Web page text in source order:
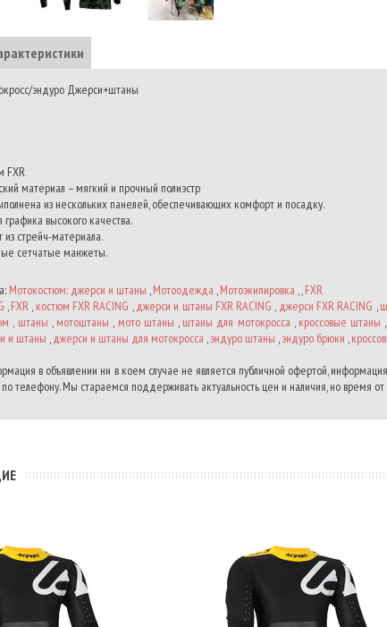
эндуро Джерси+штаны
FXR
материал – мягкий и прочный полиэстр
из нескольких панелей, обеспечивающих комфорт и посадку.
графика высокого качества.
из стрейч-материала.
сетчатые манжеты.
Мотокостюм: джерси и штаны ,Мотоодежда ,Мотоэкипировка , ,FXR
,FXR , костюм FXR RACING ,джерси и штаны FXR RACING , джерси FXR RACING ,
, штаны , мотоштаны , мото штаны , штаны для мотокросса , кроссовые штаны ,
и штаны ,джерси и штаны для мотокросса ,эндуро штаны ,эндуро брюки ,
в объявлении ни в коем случае не является публичной офертой,
телефону. Мы стараемся поддерживать актуальность цен и наличия, но время